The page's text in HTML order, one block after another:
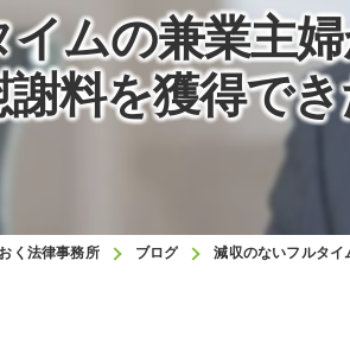
ムの兼業主
料を獲得で
く法律事務所 ブログ 減収のないフルタ